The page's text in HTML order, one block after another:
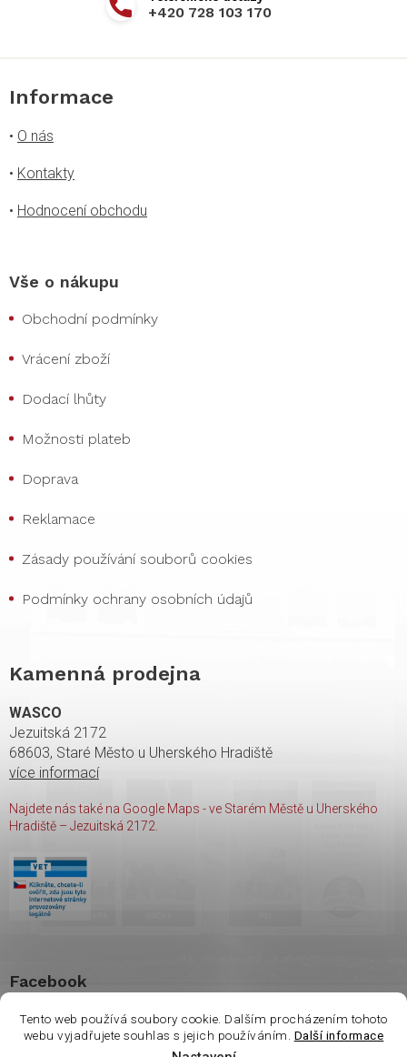
Tento web používá soubory cookie. Dalším procházením tohoto
webu vyjadřujete souhlas s jejich používáním. Další informace
+420 728 103 170
Informace
• O nás
• Kontakty
• Hodnocení obchodu
Vše o nákupu
Obchodní podmínky
Vrácení zboží
Dodací lhůty
Možnosti plateb
Doprava
Reklamace
Zásady používání souborů cookies
Podmínky ochrany osobních údajů
Kamenná prodejna
WASCO
Jezuitská 2172
68603, Staré Město u Uherského Hradiště
více informací
Najdete nás také na Google Maps - ve Starém Městě u Uherského
Hradiště – Jezuitská 2172.
Facebook